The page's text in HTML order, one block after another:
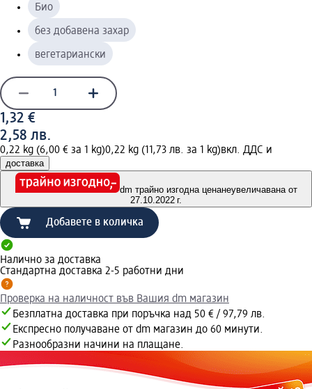
Био
без добавена захар
вегетариански
1,32 €
2,58 лв.
0,22 kg (6,00 € за 1 kg)0,22 kg (11,73 лв. за 1 kg)вкл. ДДС и
доставка
dm трайно изгодна ценанеувеличавана от
27.10.2022 г.
Добавете в количка
Налично за доставка
Стандартна доставка 2-5 работни дни
Проверка на наличност във Вашия dm магазин
Безплатна доставка при поръчка над 50 € / 97,79 лв.
Експресно получаване от dm магазин до 60 минути.
Разнообразни начини на плащане.